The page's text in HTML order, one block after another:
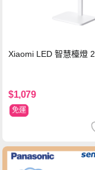
Xiaomi LED 智慧檯燈 2
$1,079
免運